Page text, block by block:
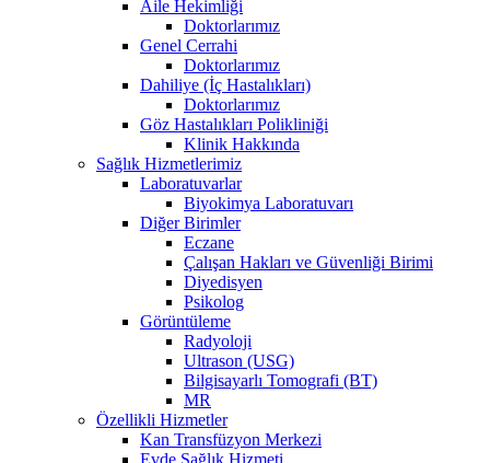
Aile Hekimliği
Doktorlarımız
Genel Cerrahi
Doktorlarımız
Dahiliye (İç Hastalıkları)
Doktorlarımız
Göz Hastalıkları Polikliniği
Klinik Hakkında
Sağlık Hizmetlerimiz
Laboratuvarlar
Biyokimya Laboratuvarı
Diğer Birimler
Eczane
Çalışan Hakları ve Güvenliği Birimi
Diyedisyen
Psikolog
Görüntüleme
Radyoloji
Ultrason (USG)
Bilgisayarlı Tomografi (BT)
MR
Özellikli Hizmetler
Kan Transfüzyon Merkezi
Evde Sağlık Hizmeti